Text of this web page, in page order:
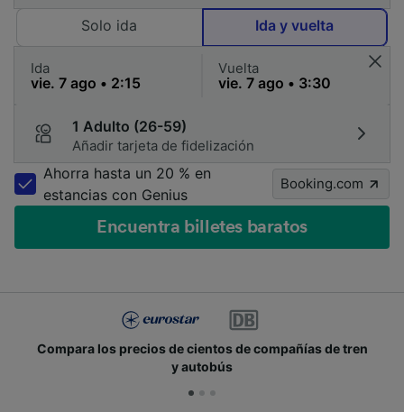
Solo ida Ida y vuelta
Ida Vuelta
1 Adulto (26-59)
Añadir tarjeta de fidelización
Ahorra hasta un 20 % en
estancias con Genius
Booking.com
Encuentra billetes baratos
Compara los precios de cientos de compañías de tren
y autobús